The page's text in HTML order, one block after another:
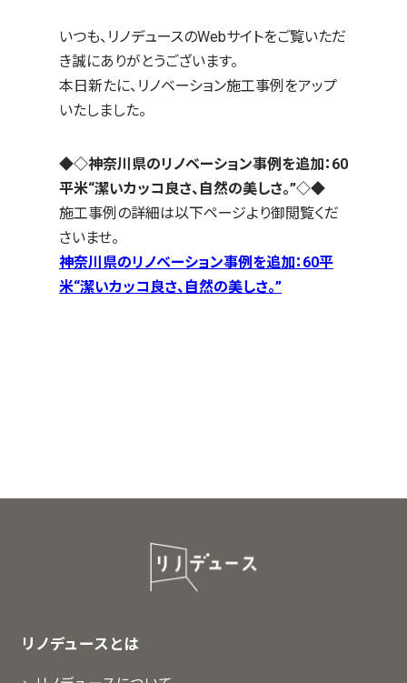
いつも、リノデュースのWebサイトをご覧いただ
き誠にありがとうございます。
本日新たに、リノベーション施工事例をアップ
いたしました。
◆◇神奈川県のリノベーション事例を追加：60
平米“潔いカッコ良さ、自然の美しさ。”◇◆
施工事例の詳細は以下ページより御閲覧くだ
さいませ。
神奈川県のリノベーション事例を追加：60平
米“潔いカッコ良さ、自然の美しさ。”
リノデュースとは